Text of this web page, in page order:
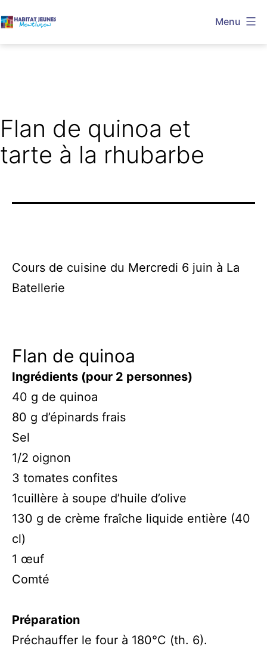
au
Menu
Flan de quinoa et
tarte à la rhubarbe
Cours de cuisine du Mercredi 6 juin à La
Batellerie
Flan de quinoa
Ingrédients (pour 2 personnes)
40 g de quinoa
80 g d’épinards frais
Sel
1/2 oignon
3 tomates confites
1cuillère à soupe d’huile d’olive
130 g de crème fraîche liquide entière (40
cl)
1 œuf
Comté
Préparation
Préchauffer le four à 180°C (th. 6).